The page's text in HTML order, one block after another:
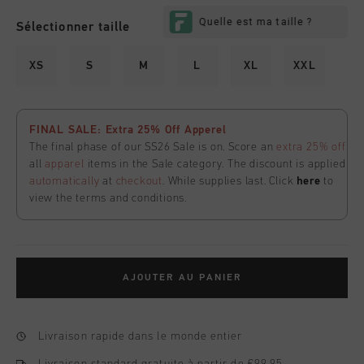
Sélectionner taille
XS S M L XL XXL
FINAL SALE: Extra 25% Off Apperel
The final phase of our SS26 Sale is on. Score an extra 25% off
allapparel items in the Sale category. The discount is applied
automatically at checkout . While supplies last. Click here to
view the terms and conditions.
AJOUTER AU PANIER
Livraison rapide dans le monde entier